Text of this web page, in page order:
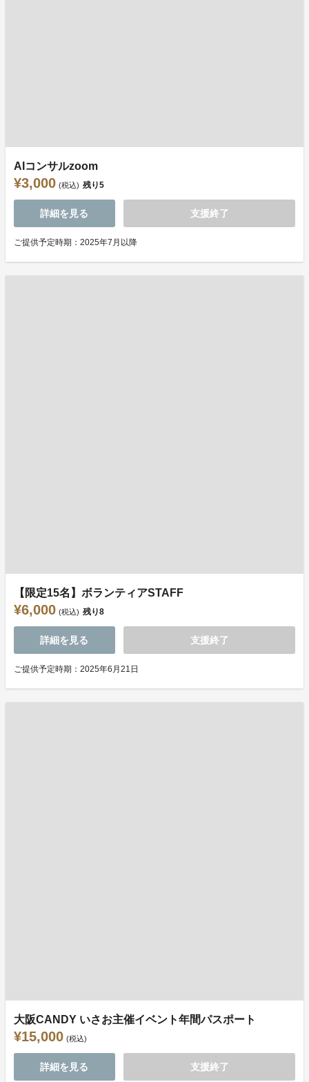
AIコンサルzoom
¥3,000 (税込) 残り5
詳細を見る 支援終了
ご提供予定時期：2025年7月以降
【限定15名】ボランティアSTAFF
¥6,000 (税込) 残り8
詳細を見る 支援終了
ご提供予定時期：2025年6月21日
大阪CANDY いさお主催イベント年間パスポート
¥15,000 (税込)
詳細を見る 支援終了